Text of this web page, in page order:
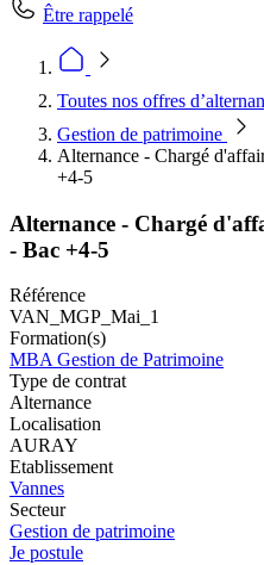
Être rappelé
Toutes nos offres
Gestion de patrimoine
Alternance - Chargé
+4-5
Alternance - Chargé
- Bac +4-5
Référence
VAN_MGP_Mai_1
Formation(s)
MBA Gestion de Patrimoine
Type de contrat
Alternance
Localisation
AURAY
Etablissement
Vannes
Secteur
Gestion de patrimoine
Je postule